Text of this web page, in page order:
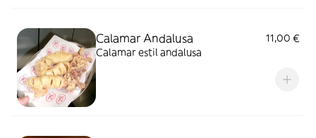
Calamar Andalusa
11,00 €
Calamar estil andalusa